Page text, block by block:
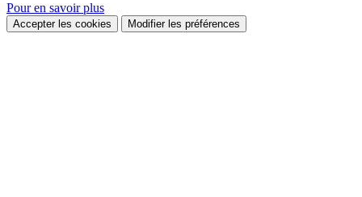
Pour en savoir plus
Accepter les cookies Modifier les préférences